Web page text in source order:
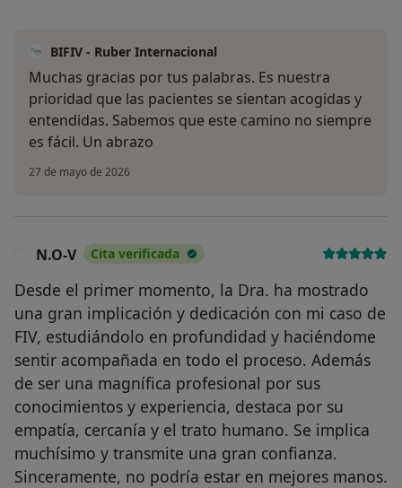
BIFIV - Ruber Internacional
Muchas gracias por tus palabras. Es nuestra
prioridad que las pacientes se sientan acogidas y
entendidas. Sabemos que este camino no siempre
es fácil. Un abrazo
27 de mayo de 2026
N.O-V Cita verificada
Desde el primer momento, la Dra. ha mostrado
una gran implicación y dedicación con mi caso de
FIV, estudiándolo en profundidad y haciéndome
sentir acompañada en todo el proceso. Además
de ser una magnífica profesional por sus
conocimientos y experiencia, destaca por su
empatía, cercanía y el trato humano. Se implica
muchísimo y transmite una gran confianza.
Sinceramente, no podría estar en mejores manos.